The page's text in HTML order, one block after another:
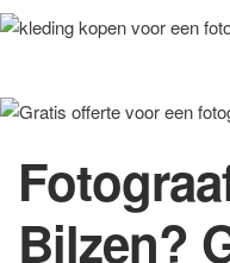
Bilzen?